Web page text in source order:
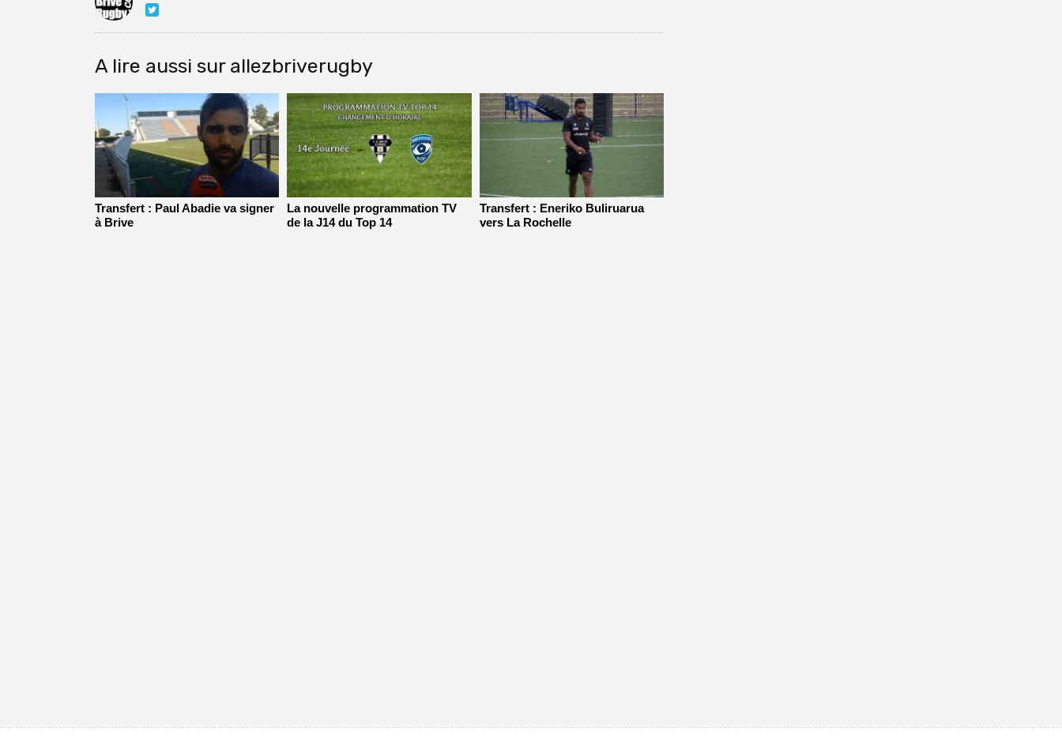
A lire aussi sur allezbriverugby
Transfert : Paul Abadie va signer
à Brive
La nouvelle programmation TV
de la J14 du Top 14
Transfert : Eneriko Buliruarua
vers La Rochelle